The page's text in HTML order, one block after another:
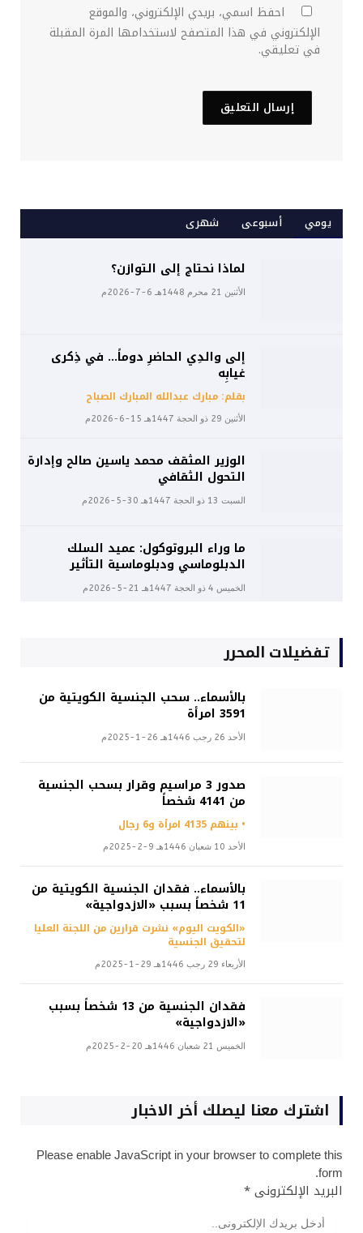
احفظ اسمي، بريدي الإلكتروني، والموقع
الإلكتروني في هذا المتصفح لاستخدامها المرة المقبلة
في تعليقي.
يومي أسبوعى شهرى
لماذا نحتاج إلى التوازن؟
الأثنين 21 محرم 1448هـ 6-7-2026م
إلى والدِي الحاضرِ دوماً… في ذِكرى
غيابِه
بقلم: مبارك عبدالله المبارك الصباح
الأثنين 29 ذو الحجة 1447هـ 15-6-2026م
الوزير المثقف محمد ياسين صالح وإدارة
التحول الثقافي
السبت 13 ذو الحجة 1447هـ 30-5-2026م
ما وراء البروتوكول: عميد السلك
الدبلوماسي ودبلوماسية التأثير
الخميس 4 ذو الحجة 1447هـ 21-5-2026م
تفضيلات المحرر
بالأسماء.. سحب الجنسية الكويتية من
3591 امرأة
الأحد 26 رجب 1446هـ 26-1-2025م
صدور 3 مراسيم وقرار بسحب الجنسية
من 4141 شخصاً
• بينهم 4135 امرأة و6 رجال
الأحد 10 شعبان 1446هـ 9-2-2025م
بالأسماء.. فقدان الجنسية الكويتية من
11 شخصاً بسبب «الازدواجية»
«الكويت اليوم» نشرت قرارين من اللجنة العليا
لتحقيق الجنسية
الأربعاء 29 رجب 1446هـ 29-1-2025م
فقدان الجنسية من 13 شخصاً بسبب
«الازدواجية»
الخميس 21 شعبان 1446هـ 20-2-2025م
اشترك معنا ليصلك أخر الاخبار
Please enable JavaScript in your browser to complete this
form.
البريد الإلكترونى*